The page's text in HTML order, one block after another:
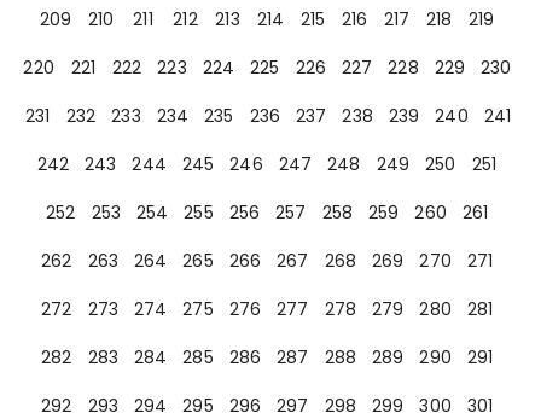
209
210 211 212 213 214 215 216 217 218
219
220
221 222 223 224 225 226 227 228 229
230
231
232 233 234 235 236 237 238 239 240
241
242
243 244 245 246 247 248 249 250
251
252
253 254 255 256 257 258 259 260
261
262
263 264 265 266 267 268 269 270
271
272
273 274 275 276 277 278 279 280
281
282
283 284 285 286 287 288 289 290
291
292
293 294 295 296 297 298 299 300 301